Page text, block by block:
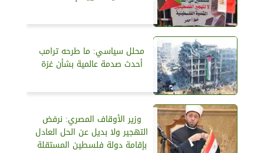
محلل سياسي: ما طرحه ترامب
أحدث صدمة عالمية بشأن غزة
وزير الأوقاف المصري: نرفض
التهجير ولا بديل عن الحل العادل
بإقامة دولة فلسطين المستقلة